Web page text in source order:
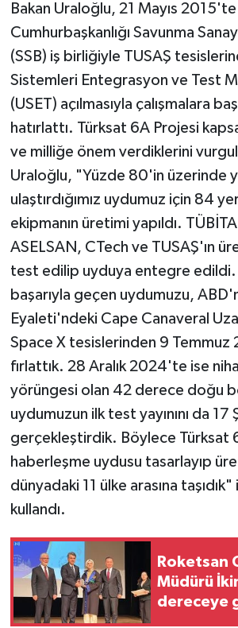
Bakan Uraloğlu, 21 Mayıs
Cumhurbaşkanlığı Savunma
(SSB) iş birliğiyle TUSAŞ
Sistemleri Entegrasyon ve Test
(USET) açılmasıyla çalışmalara
hatırlattı. Türksat 6A Projesi
ve milliğe önem verdiklerini
Uraloğlu, "Yüzde 80'in üzerinde
ulaştırdığımız uydumuz için 84
ekipmanın üretimi yapıldı.
ASELSAN, CTech ve TUSAŞ'ın
test edilip uyduya entegre
başarıyla geçen uydumuzu,
Eyaleti'ndeki Cape Canaveral
Space X tesislerinden 9
fırlattık. 28 Aralık 2024'te ise
yörüngesi olan 42 derece doğu
uydumuzun ilk test yayınını da
gerçekleştirdik. Böylece Türksat
haberleşme uydusu tasarlayıp
dünyadaki 11 ülke arasına
kullandı.
Roketsan
Müdürü
dereceye